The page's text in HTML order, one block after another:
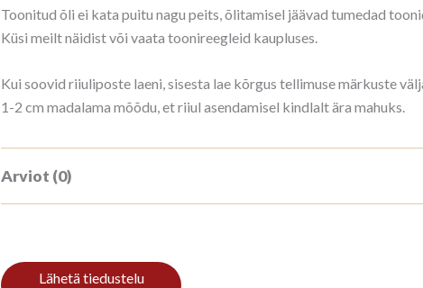
Toonitud õli ei kata puitu nagu peits, õlitamisel jäävad tumedad
Küsi meilt näidist või vaata toonireegleid kaupluses.
Kui soovid riiuliposte laeni, sisesta lae kõrgus tellimuse märkuste
1-2 cm madalama mõõdu, et riiul asendamisel kindlalt ära mahuks.
Arviot (0)